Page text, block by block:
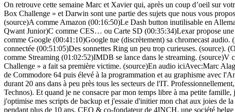
On retrouve cette semaine Marc et Xavier qui, après un coup d’oeil sur
Box Challenge » et Darwin sont une partie des sujets que nous vous
(source)A comme Amazon (00:16:50)Le Dash button inutilisable en
Qwant Junior)C comme CES… ou Carte SD (00:35:34)Lexar propose
comme Google (00:41:10)Google tue (discrètement) sa chromecast
connectée (00:51:05)Des sonnettes Ring un peu trop curieuses. (source).
comme Streaming (01:02:52)IMDB se lance dans le streaming.
Challenge » a fait sa première victime. (source)En audio iciAvec:Marc
de Commodore 64 puis élevé à la programmation et au graphisme avec
durant 20 ans dans à peu près tous les secteurs de l'IT.
Technos). Et quand je ne consacre par mon temps libre à ma petite
j'optimise mes scripts de backup et j'essaie d'initier mon chat aux joies
pendant plus de 10 ans. CEO & co-fondateur de 4INCH, une société